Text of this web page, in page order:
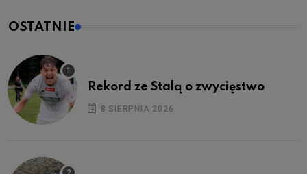
OSTATNIE
Rekord ze Stalą o zwycięstwo
8 SIERPNIA 2026